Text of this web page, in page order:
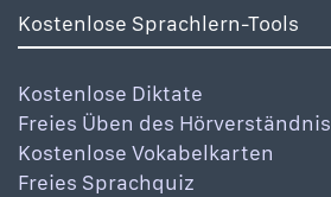
Kostenlose Sprachlern-Tools
Kostenlose Diktate
Freies Üben des Hörverständnis
Kostenlose Vokabelkarten
Freies Sprachquiz